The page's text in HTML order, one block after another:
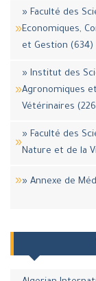
» Faculté des
Economiques,
et Gestion (634)
» Institut des
Agronomiques et
Vétérinaires
» Faculté des
Nature et de la
» Annexe de